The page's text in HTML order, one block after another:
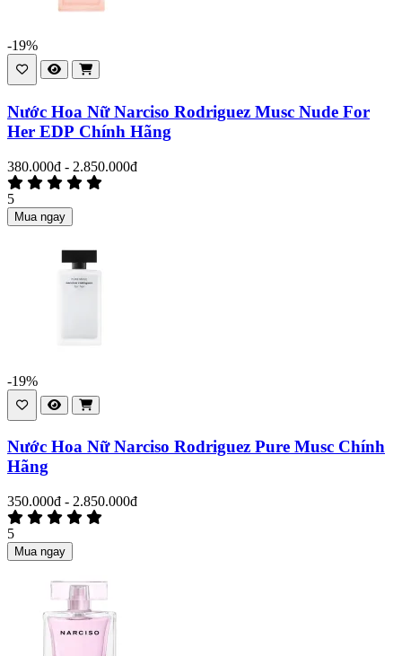
-19%
Nước Hoa Nữ Narciso Rodriguez Musc Nude For
Her EDP Chính Hãng
380.000đ - 2.850.000đ
5
Mua ngay
-19%
Nước Hoa Nữ Narciso Rodriguez Pure Musc Chính
Hãng
350.000đ - 2.850.000đ
5
Mua ngay